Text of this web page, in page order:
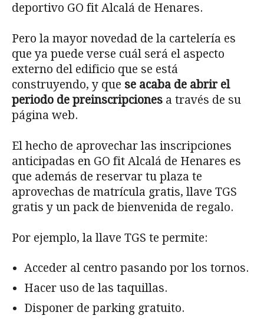
deportivo GO fit Alcalá de Henares.
Pero la mayor novedad de la cartelería es
que ya puede verse cuál será el aspecto
externo del edificio que se está
construyendo, y que se acaba de abrir el
periodo de preinscripciones a través de su
página web.
El hecho de aprovechar las inscripciones
anticipadas en GO fit Alcalá de Henares es
que además de reservar tu plaza te
aprovechas de matrícula gratis, llave TGS
gratis y un pack de bienvenida de regalo.
Por ejemplo, la llave TGS te permite:
Acceder al centro pasando por los tornos.
Hacer uso de las taquillas.
Disponer de parking gratuito.